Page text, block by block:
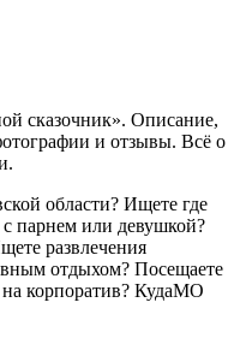
сказочник». Описание,
и отзывы. Всё о
области? Ищете где
с парнем или девушкой?
развлечения
отдыхом? Посещаете
на корпоратив? КудаМО